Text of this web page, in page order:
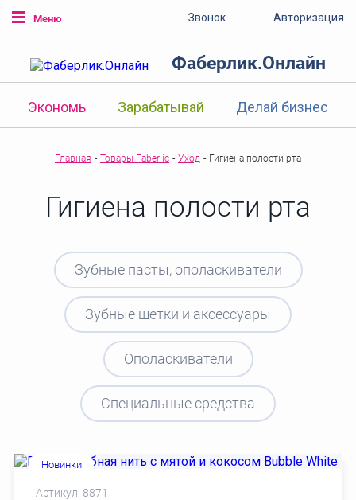
Меню Звонок Авторизация
Фаберлик.Онлайн
Экономь Зарабатывай Делай бизнес
Главная - Товары Faberlic - Уход - Гигиена полости рта
Гигиена полости рта
Зубные пасты, ополаскиватели
Зубные щетки и аксессуары
Ополаскиватели
Специальные средства
Новинки
Артикул: 8871